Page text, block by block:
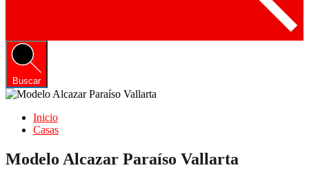
Buscar
Inicio
Casas
Modelo Alcazar Paraíso Vallarta